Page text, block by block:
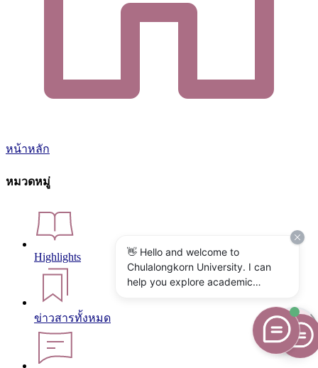
หน้าหลัก
หมวดหมู่
Highlights
ข่าวสารทั้งหมด
👋 Hello and welcome to
Chulalongkorn University. I can
help you explore academic